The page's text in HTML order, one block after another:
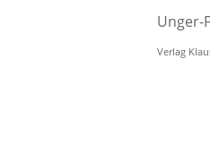
Unger-
Verlag